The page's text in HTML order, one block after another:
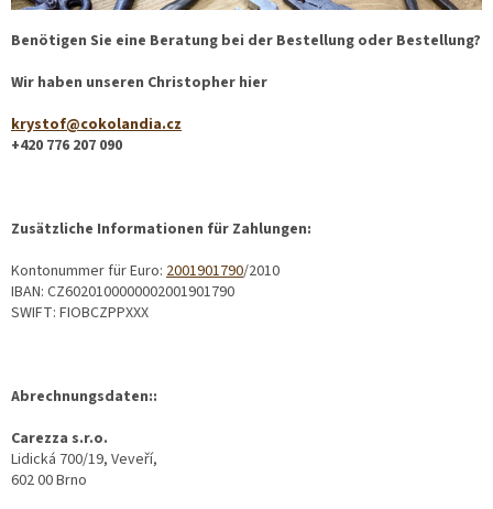
Benötigen Sie eine Beratung bei der Bestellung oder Bestellung?
Wir haben unseren Christopher hier
krystof@cokolandia.cz
+420 776 207 090
Zusätzliche Informationen für Zahlungen:
Kontonummer für Euro: 2001901790/2010
IBAN: CZ6020100000002001901790
SWIFT: FIOBCZPPXXX
Abrechnungsdaten::
Carezza s.r.o.
Lidická 700/19, Veveří,
602 00 Brno